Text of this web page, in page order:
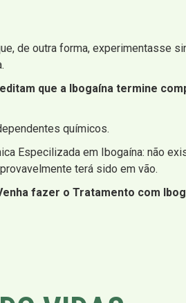
de outra forma, experimentasse
que a Ibogaína termine
químicos.
Especilizada em Ibogaína: não
terá sido em vão.
fazer o Tratamento com